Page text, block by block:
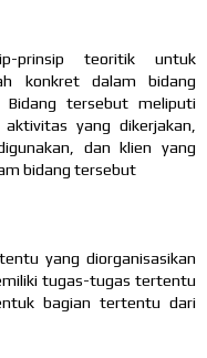
prinsip teoritik untuk
konkret dalam bidang
Bidang tersebut meliputi
yang dikerjakan,
dan klien yang
bidang tersebut
yang diorganisasikan
tugas-tugas tertentu
bagian tertentu dari